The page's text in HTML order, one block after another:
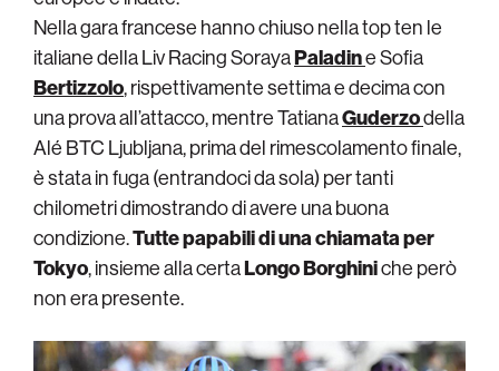
Nella gara francese hanno chiuso nella top ten le
italiane della Liv Racing SorayaPaladine Sofia
Bertizzolo, rispettivamente settima e decima con
una prova all’attacco, mentre TatianaGuderzodella
Alé BTC Ljubljana, prima del rimescolamento finale,
è stata in fuga (entrandoci da sola) per tanti
chilometri dimostrando di avere una buona
condizione.Tutte papabili di una chiamata per
Tokyo, insieme alla certaLongo Borghiniche però
non era presente.